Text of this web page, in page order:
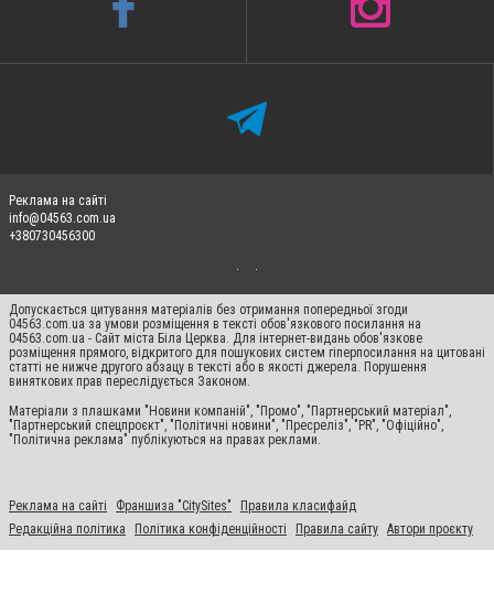
Реклама на сайті
info@04563.com.ua
+380730456300
Допускається цитування матеріалів без отримання попередньої згоди
04563.com.ua за умови розміщення в тексті обов'язкового посилання на
04563.com.ua - Сайт міста Біла Церква. Для інтернет-видань обов'язкове
розміщення прямого, відкритого для пошукових систем гіперпосилання на цитовані
статті не нижче другого абзацу в тексті або в якості джерела. Порушення
виняткових прав переслідується Законом.
Матеріали з плашками "Новини компаній", "Промо", "Партнерський матеріал",
"Партнерський спецпроєкт", "Політичні новини", "Пресреліз", "PR", "Офіційно",
"Політична реклама" публікуються на правах реклами.
Реклама на сайті Франшиза "CitySites"
Правила класифайд
Редакційна політика
Політика конфіденційності Правила сайту Автори проєкту